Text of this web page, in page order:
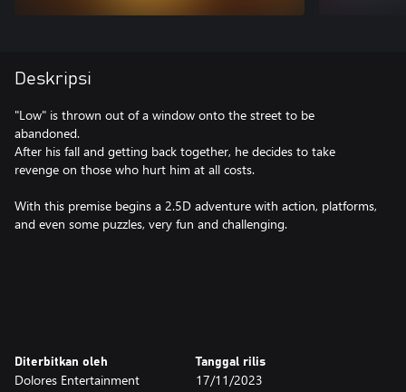
Deskripsi
"Low" is thrown out of a window onto the street to be
abandoned.
After his fall and getting back together, he decides to take
revenge on those who hurt him at all costs.
With this premise begins a 2.5D adventure with action, platforms,
and even some puzzles, very fun and challenging.
Diterbitkan oleh
Dolores Entertainment
Tanggal rilis
17/11/2023